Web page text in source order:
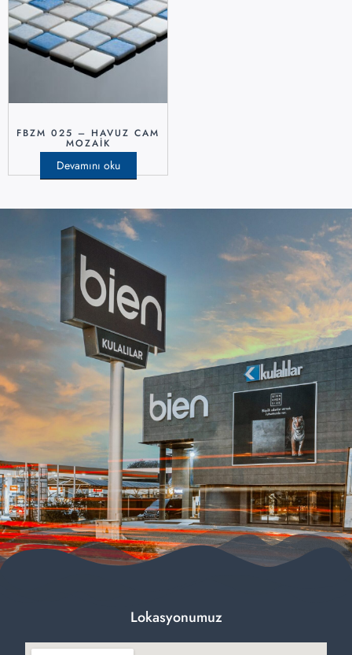
FBZM 025 – HAVUZ CAM
MOZAIK
Devamını oku
Lokasyonumuz